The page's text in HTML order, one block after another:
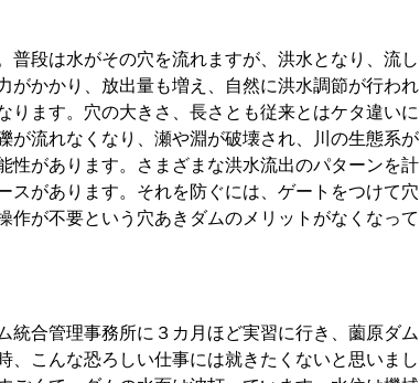
段は水がその穴を流れますが、洪水となり、流し
がかかり、放出量も増え、自然に洪水調節が行われ
ります。穴の大きさ、長さとも従来とはケタ違いに
が流れなくなり、瀬や淵が破壊され、川の生態系が
性があります。さまざまな洪水流出のパターンを計
があります。それを防ぐには、ゲートをつけて穴
が不要という穴あきダムのメリットがなくなって
合管理事務所に３カ月ほど実習に行き、薗原ダム
こんな恐ろしい仕事には就きたくないと思いまし